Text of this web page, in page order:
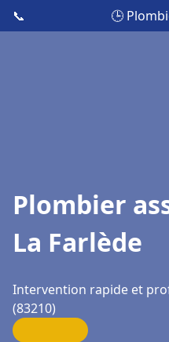
📞 🕒
Plombier
La Farlède
Intervention rapide et
(83210)